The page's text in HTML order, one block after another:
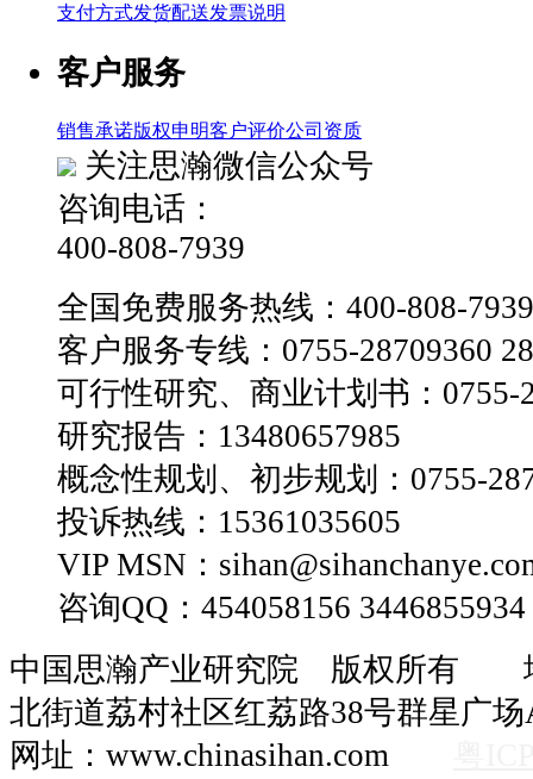
支付方式发货配送发票说明
客户服务
销售承诺版权申明客户评价公司资质
关注思瀚微信公众号
咨询电话：
400-808-7939
全国免费服务热线：400-808-7939
客户服务专线：0755-28709360
可行性研究、商业计划书：0755-
研究报告：13480657985
概念性规划、初步规划：0755-
投诉热线：15361035605
VIP MSN：
咨询QQ：454058156 3446855934
中国思瀚产业研究院 版权所有
北街道荔村社区红荔路38号群星广
网址：www.chinasihan.com